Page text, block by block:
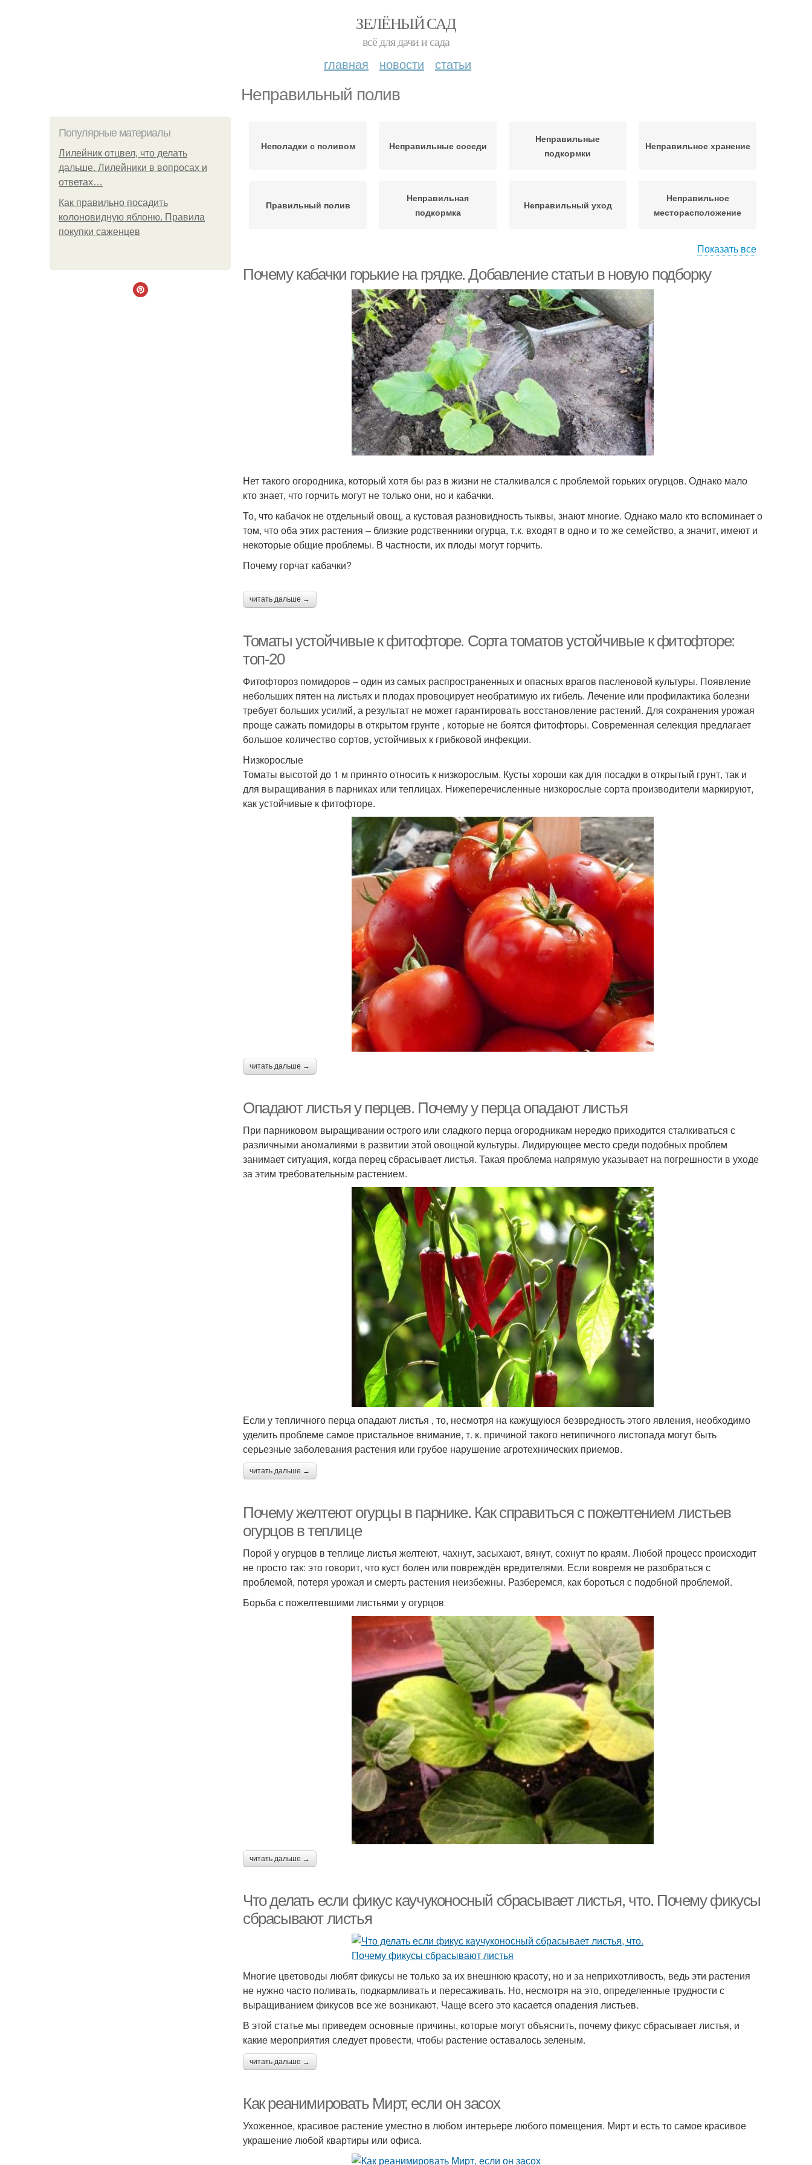
ЗЕЛЁНЫЙ САД
всё для дачи и сада
главная новости статьи
Неправильный полив
Популярные материалы
Лилейник отцвел, что делать
дальше. Лилейники в вопросах и
ответах…
Как правильно посадить
колоновидную яблоню. Правила
покупки саженцев
Неполадки с поливом Неправильные соседи
Неправильные
подкормки
Неправильное хранение
Правильный полив
Неправильная
подкормка
Неправильный уход
Неправильное
месторасположение
Показать все
Почему кабачки горькие на грядке. Добавление статьи в новую подборку
Нет такого огородника, который хотя бы раз в жизни не сталкивался с проблемой горьких огурцов. Однако мало
кто знает, что горчить могут не только они, но и кабачки.
То, что кабачок не отдельный овощ, а кустовая разновидность тыквы, знают многие. Однако мало кто вспоминает о
том, что оба этих растения – близкие родственники огурца, т.к. входят в одно и то же семейство, а значит, имеют и
некоторые общие проблемы. В частности, их плоды могут горчить.
Почему горчат кабачки?
читать дальше →
Томаты устойчивые к фитофторе. Сорта томатов устойчивые к фитофторе:
топ-20
Фитофтороз помидоров – один из самых распространенных и опасных врагов пасленовой культуры. Появление
небольших пятен на листьях и плодах провоцирует необратимую их гибель. Лечение или профилактика болезни
требует больших усилий, а результат не может гарантировать восстановление растений. Для сохранения урожая
проще сажать помидоры в открытом грунте , которые не боятся фитофторы. Современная селекция предлагает
большое количество сортов, устойчивых к грибковой инфекции.
Низкорослые
Томаты высотой до 1 м принято относить к низкорослым. Кусты хороши как для посадки в открытый грунт, так и
для выращивания в парниках или теплицах. Нижеперечисленные низкорослые сорта производители маркируют,
как устойчивые к фитофторе.
читать дальше →
Опадают листья у перцев. Почему у перца опадают листья
При парниковом выращивании острого или сладкого перца огородникам нередко приходится сталкиваться с
различными аномалиями в развитии этой овощной культуры. Лидирующее место среди подобных проблем
занимает ситуация, когда перец сбрасывает листья. Такая проблема напрямую указывает на погрешности в уходе
за этим требовательным растением.
Если у тепличного перца опадают листья , то, несмотря на кажущуюся безвредность этого явления, необходимо
уделить проблеме самое пристальное внимание, т. к. причиной такого нетипичного листопада могут быть
серьезные заболевания растения или грубое нарушение агротехнических приемов.
читать дальше →
Почему желтеют огурцы в парнике. Как справиться с пожелтением листьев
огурцов в теплице
Порой у огурцов в теплице листья желтеют, чахнут, засыхают, вянут, сохнут по краям. Любой процесс происходит
не просто так: это говорит, что куст болен или повреждён вредителями. Если вовремя не разобраться с
проблемой, потеря урожая и смерть растения неизбежны. Разберемся, как бороться с подобной проблемой.
Борьба с пожелтевшими листьями у огурцов
читать дальше →
Что делать если фикус каучуконосный сбрасывает листья, что. Почему фикусы
сбрасывают листья
Многие цветоводы любят фикусы не только за их внешнюю красоту, но и за неприхотливость, ведь эти растения
не нужно часто поливать, подкармливать и пересаживать. Но, несмотря на это, определенные трудности с
выращиванием фикусов все же возникают. Чаще всего это касается опадения листьев.
В этой статье мы приведем основные причины, которые могут объяснить, почему фикус сбрасывает листья, и
какие мероприятия следует провести, чтобы растение оставалось зеленым.
читать дальше →
Как реанимировать Мирт, если он засох
Ухоженное, красивое растение уместно в любом интерьере любого помещения. Мирт и есть то самое красивое
украшение любой квартиры или офиса.